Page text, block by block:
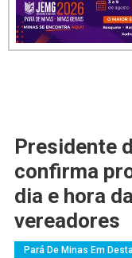
Presidente
confirma
dia e hora
vereadores
Pará De Minas Em